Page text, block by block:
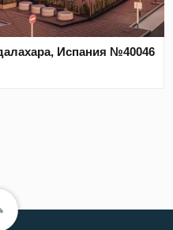
Испания №40046